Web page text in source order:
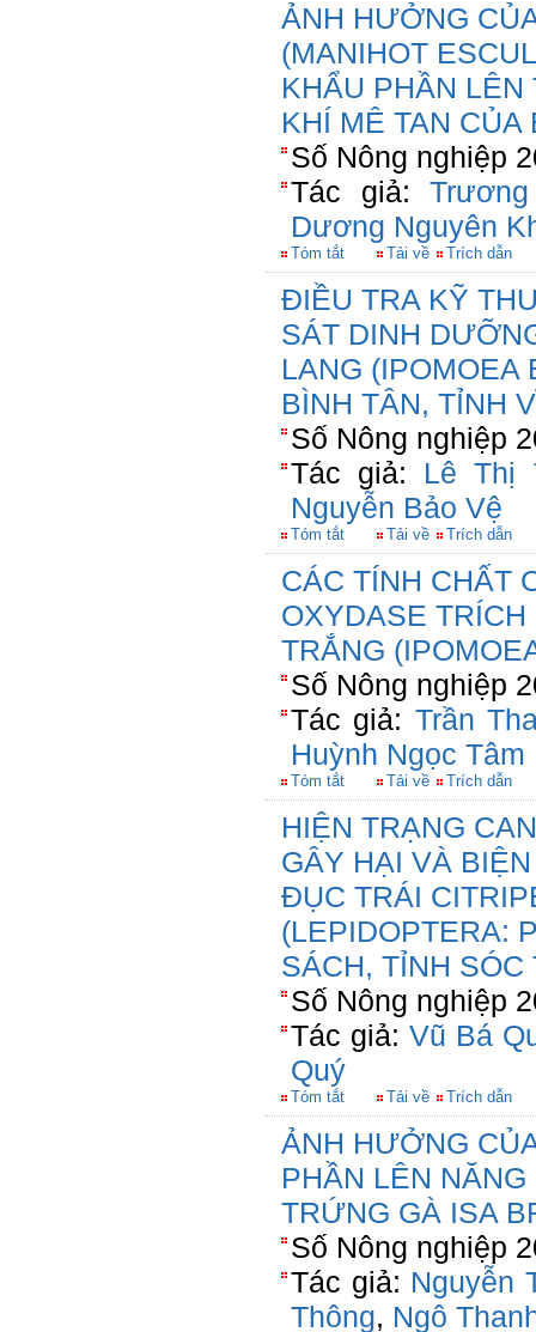
ẢNH HƯỞNG
(MANIHOT
KHẨU PHẦN
KHÍ MÊ TAN CỦA
Số Nông nghiệp
Tác giả:
Dương Nguyên
Tóm tắt Tải về Trích dẫn
ĐIỀU TRA KỸ
SÁT DINH
LANG (IPOMOEA
BÌNH TÂN, TỈNH
Số Nông nghiệp
Tác giả: Lê Thị
Nguyễn Bảo Vệ
Tóm tắt Tải về Trích dẫn
CÁC TÍNH CHẤT
OXYDASE
TRẮNG
Số Nông nghiệp
Tác giả: Trần
Huỳnh Ngọc Tâm
Tóm tắt Tải về Trích dẫn
HIỆN TRẠNG
GÂY HẠI VÀ
ĐỤC TRÁI
(LEPIDOPTERA:
SÁCH, TỈNH SÓC
Số Nông nghiệp
Tác giả: Vũ Bá
Quý
Tóm tắt Tải về Trích dẫn
ẢNH HƯỞNG
PHẦN LÊN
TRỨNG GÀ ISA
Số Nông nghiệp
Tác giả: Nguyễn
Thông, Ngô